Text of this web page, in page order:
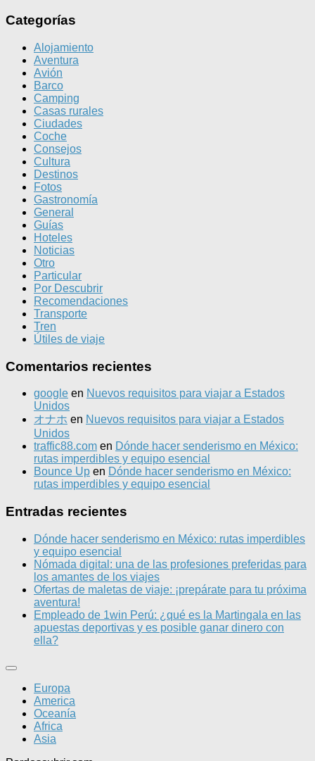
Categorías
Alojamiento
Aventura
Avión
Barco
Camping
Casas rurales
Ciudades
Coche
Consejos
Cultura
Destinos
Fotos
Gastronomía
General
Guías
Hoteles
Noticias
Otro
Particular
Por Descubrir
Recomendaciones
Transporte
Tren
Útiles de viaje
Comentarios recientes
google en Nuevos requisitos para viajar a Estados
Unidos
オナホ en Nuevos requisitos para viajar a Estados
Unidos
traffic88.com en Dónde hacer senderismo en México:
rutas imperdibles y equipo esencial
Bounce Up en Dónde hacer senderismo en México:
rutas imperdibles y equipo esencial
Entradas recientes
Dónde hacer senderismo en México: rutas imperdibles
y equipo esencial
Nómada digital: una de las profesiones preferidas para
los amantes de los viajes
Ofertas de maletas de viaje: ¡prepárate para tu próxima
aventura!
Empleado de 1win Perú: ¿qué es la Martingala en las
apuestas deportivas y es posible ganar dinero con
ella?
Europa
America
Oceanía
Africa
Asia